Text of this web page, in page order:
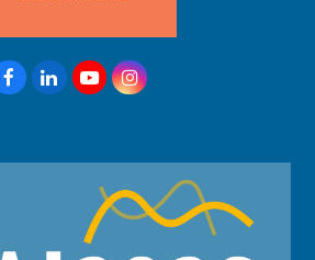
Facebook
LinkedInYouTubeInstagram